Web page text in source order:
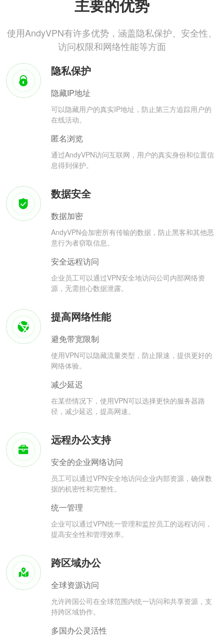
主要的优势
使用AndyVPN有许多优势，涵盖隐私保护、安全性、
访问权限和网络性能等方面
隐私保护
隐藏IP地址
可以隐藏用户的真实IP地址，防止第三方追踪用户的
在线活动。
匿名浏览
通过AndyVPN访问互联网，用户的真实身份和位置信
息得到保护。
数据安全
数据加密
AndyVPN会加密所有传输的数据，防止黑客和其他恶
意行为者窃取信息。
安全远程访问
企业员工可以通过VPN安全地访问公司内部网络资
源，无需担心数据泄露。
提高网络性能
避免带宽限制
使用VPN可以隐藏流量类型，防止限速，提供更好的
网络体验。
减少延迟
在某些情况下，使用VPN可以选择更快的服务器路
径，减少延迟，提高网速。
远程办公支持
安全的企业网络访问
员工可以通过VPN安全地访问企业内部资源，确保数
据的机密性和完整性。
统一管理
企业可以通过VPN统一管理和监控员工的远程访问，
提高安全性和管理效率。
跨区域办公
全球资源访问
允许跨国公司在全球范围内统一访问和共享资源，支
持跨区域协作。
多国办公灵活性